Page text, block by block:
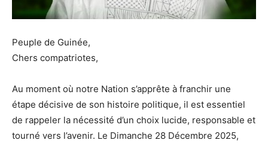
Peuple de Guinée,
Chers compatriotes,
Au moment où notre Nation s’apprête à franchir une
étape décisive de son histoire politique, il est essentiel
de rappeler la nécessité d’un choix lucide, responsable et
tourné vers l’avenir. Le Dimanche 28 Décembre 2025,